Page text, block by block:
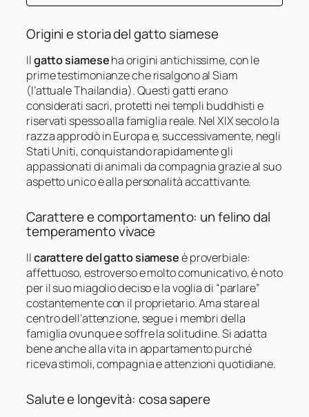
Origini e storia del gatto siamese
Ilgatto siameseha origini antichissime, con le
prime testimonianze che risalgono al Siam
(l’attuale Thailandia). Questi gatti erano
considerati sacri, protetti nei templi buddhisti e
riservati spesso alla famiglia reale. Nel XIX secolo la
razza approdò in Europa e, successivamente, negli
Stati Uniti, conquistando rapidamente gli
appassionati di animali da compagnia grazie al suo
aspetto unico e alla personalità accattivante.
Carattere e comportamento: un felino dal
temperamento vivace
Ilcarattere del gatto siameseè proverbiale:
affettuoso, estroverso e molto comunicativo, è noto
per il suo miagolio deciso e la voglia di “parlare”
costantemente con il proprietario. Ama stare al
centro dell’attenzione, segue i membri della
famiglia ovunque e soffre la solitudine. Si adatta
bene anche alla vita in appartamento purché
riceva stimoli, compagnia e attenzioni quotidiane.
Salute e longevità: cosa sapere